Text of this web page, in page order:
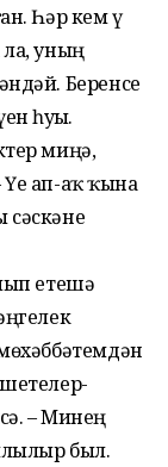
Һәр кем үҙ
уның
Беренсе
һуҙҙы.
миңә,
ап-аҡ ҡына
сәскәне
етешә
– Минең
был.